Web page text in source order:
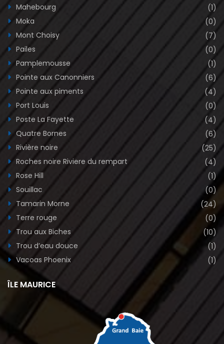
Mahebourg
(1)
Moka
(0)
Mont Choisy
(7)
Pailes
(0)
Pamplemousse
(1)
Pointe aux Canonniers
(6)
Pointe aux piments
(4)
Port Louis
(0)
Poste La Fayette
(4)
Quatre Bornes
(6)
Rivière noire
(25)
Roches noire Riviere du rempart
(4)
Rose Hill
(1)
Souillac
(0)
Tamarin Morne
(24)
Terre rouge
(0)
Trou aux Biches
(10)
Trou d’eau douce
(1)
Vacoas Phoenix
(1)
ÎLE MAURICE